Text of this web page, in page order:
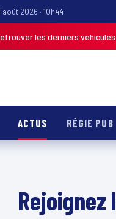
2026 · 10h44
les derniers véhicules
ACTUS RÉGIE PUB